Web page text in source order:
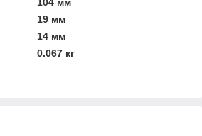
19 мм
14 мм
0.067 кг